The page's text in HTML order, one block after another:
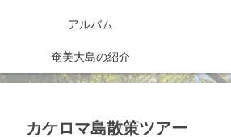
アルバム
奄美大島の紹介
カケロマ島散策ツアー